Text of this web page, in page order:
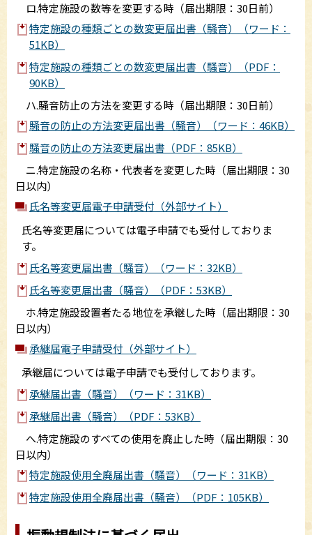
ロ.特定施設の数等を変更する時（届出期限：30日前）
特定施設の種類ごとの数変更届出書（騒音）（ワード：
51KB）
特定施設の種類ごとの数変更届出書（騒音）（PDF：
90KB）
ハ.騒音防止の方法を変更する時（届出期限：30日前）
騒音の防止の方法変更届出書（騒音）（ワード：46KB）
騒音の防止の方法変更届出書（PDF：85KB）
ニ.特定施設の名称・代表者を変更した時（届出期限：30
日以内）
氏名等変更届電子申請受付（外部サイト）
氏名等変更届については電子申請でも受付しておりま
す。
氏名等変更届出書（騒音）（ワード：32KB）
氏名等変更届出書（騒音）（PDF：53KB）
ホ.特定施設設置者たる地位を承継した時（届出期限：30
日以内）
承継届電子申請受付（外部サイト）
承継届については電子申請でも受付しております。
承継届出書（騒音）（ワード：31KB）
承継届出書（騒音）（PDF：53KB）
へ.特定施設のすべての使用を廃止した時（届出期限：30
日以内）
特定施設使用全廃届出書（騒音）（ワード：31KB）
特定施設使用全廃届出書（騒音）（PDF：105KB）